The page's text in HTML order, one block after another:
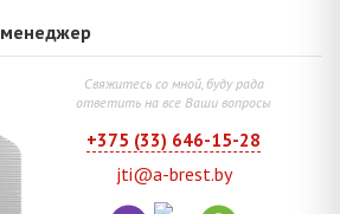
Свяжитесь со мной, буду рада
ответить на все Ваши вопросы
+375 (33) 646-15-28
jti@a-brest.by